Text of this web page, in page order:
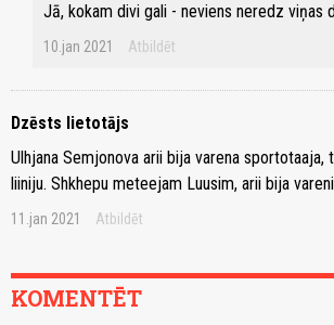
Jā, kokam divi gali - neviens neredz viņas
10.jan 2021 Atbildēt
Dzēsts lietotājs
Ulhjana Semjonova arii bija varena sportotaaja,
liiniju. Shkhepu meteejam Luusim, arii bija
11.jan 2021 Atbildēt
KOMENTĒT